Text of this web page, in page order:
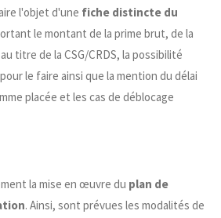
l'objet d'une fiche distincte du
le montant de la prime brut, de la
titre de la CSG/CRDS, la possibilité
le faire ainsi que la mention du délai
placée et les cas de déblocage
la mise en œuvre du plan de
. Ainsi, sont prévues les modalités de